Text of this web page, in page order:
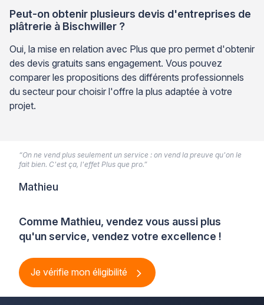
Peut-on obtenir plusieurs devis d'entreprises de
plâtrerie à Bischwiller ?
Oui, la mise en relation avec Plus que pro permet d'obtenir
des devis gratuits sans engagement. Vous pouvez
comparer les propositions des différents professionnels
du secteur pour choisir l'offre la plus adaptée à votre
projet.
Comme Mathieu, vendez vous aussi plus
qu'un service, vendez votre excellence !
Je vérifie mon éligibilité
“On ne vend plus seulement un service : on vend la preuve qu'on le
fait bien. C'est ça, l'effet Plus que pro.”
Mathieu